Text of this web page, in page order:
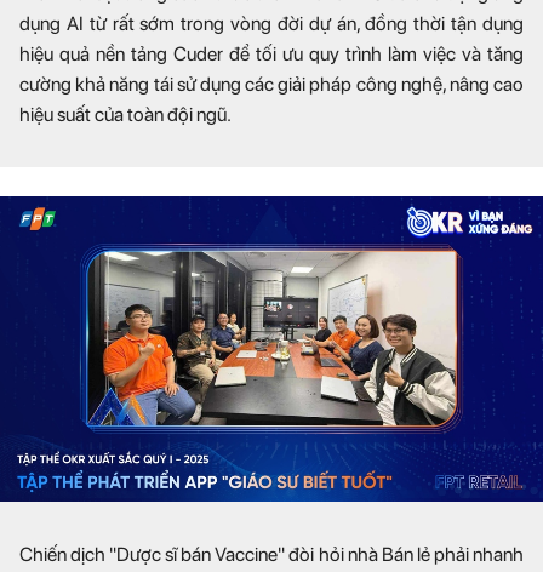
dụng AI từ rất sớm trong vòng đời dự án, đồng thời tận dụng
hiệu quả nền tảng Cuder để tối ưu quy trình làm việc và tăng
cường khả năng tái sử dụng các giải pháp công nghệ, nâng cao
hiệu suất của toàn đội ngũ.
Chiến dịch "Dược sĩ bán Vaccine" đòi hỏi nhà Bán lẻ phải nhanh